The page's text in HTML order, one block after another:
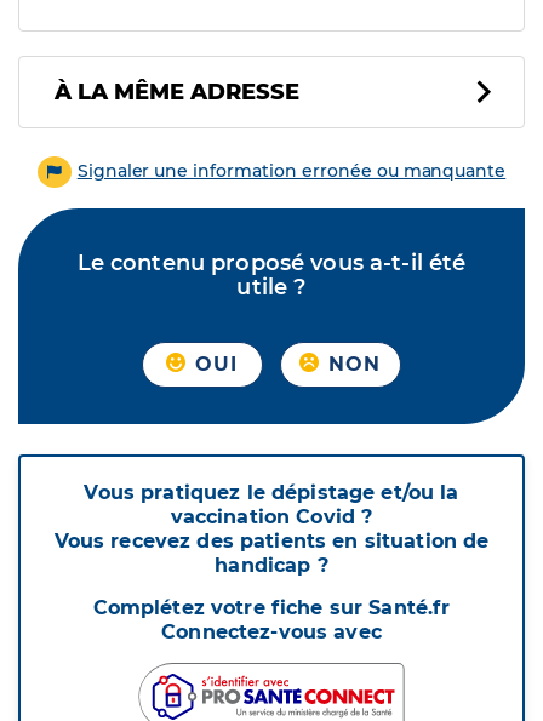
À LA MÊME ADRESSE
Signaler une information erronée ou manquante
Le contenu proposé vous a-t-il été
utile ?
OUI NON
Vous pratiquez le dépistage et/ou la
vaccination Covid ?
Vous recevez des patients en situation de
handicap ?
Complétez votre fiche sur Santé.fr
Connectez-vous avec